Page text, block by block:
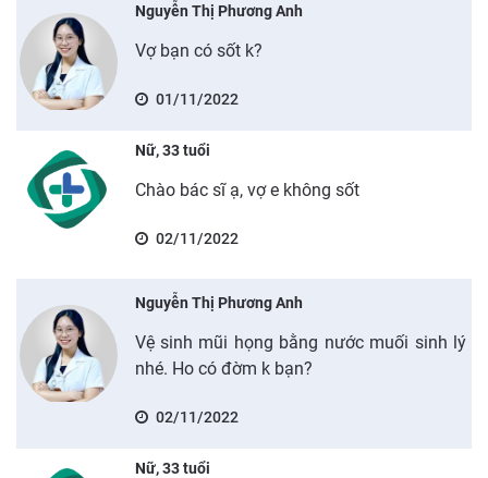
Nguyễn Thị Phương Anh
Vợ bạn có sốt k?
01/11/2022
Nữ, 33 tuổi
Chào bác sĩ ạ, vợ e không sốt
02/11/2022
Nguyễn Thị Phương Anh
Vệ sinh mũi họng bằng nước muối sinh lý
nhé. Ho có đờm k bạn?
02/11/2022
Nữ, 33 tuổi